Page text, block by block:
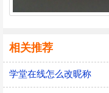
相关推荐
学堂在线怎么改昵称